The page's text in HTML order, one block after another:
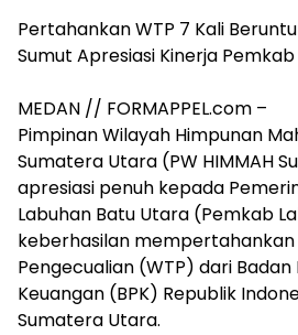
Pertahankan WTP 7 Kali
Sumut Apresiasi Kinerja
MEDAN // FORMAPPEL.com –
Pimpinan Wilayah Himpunan
Sumatera Utara (PW HIMMAH
apresiasi penuh kepada
Labuhan Batu Utara (Pemkab
keberhasilan mempertahankan
Pengecualian (WTP) dari
Keuangan (BPK) Republik
Sumatera Utara.